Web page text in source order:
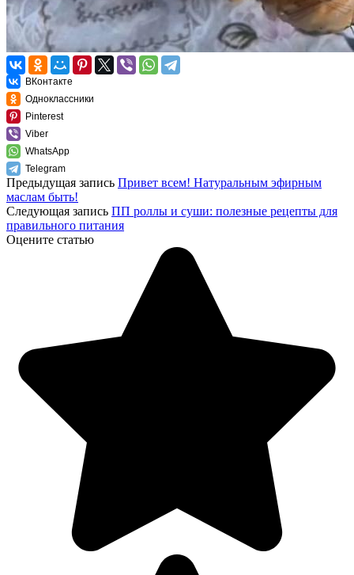
ВКонтакте
Одноклассники
Pinterest
Viber
WhatsApp
Telegram
Предыдущая запись Привет всем! Натуральным эфирным
маслам быть!
Следующая запись ПП роллы и суши: полезные рецепты для
правильного питания
Оцените статью